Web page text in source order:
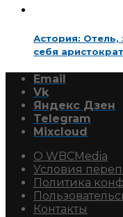
Астория: Отель,
себя
Email
Vk
Яндекс Дзен
Telegram
Mixcloud
О WBCMedia
Условия
Политика
Контакты